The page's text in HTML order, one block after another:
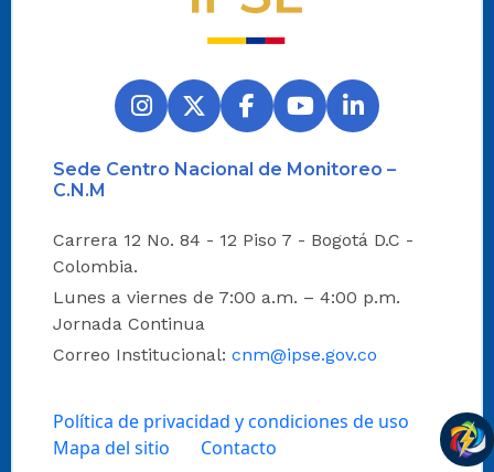
Sede Centro Nacional de Monitoreo –
C.N.M
Carrera 12 No. 84 - 12 Piso 7 - Bogotá D.C -
Colombia.
Lunes a viernes de 7:00 a.m. – 4:00 p.m.
Jornada Continua
Correo Institucional: cnm@ipse.gov.co
Política de privacidad y condiciones de uso
Mapa del sitio
Contacto